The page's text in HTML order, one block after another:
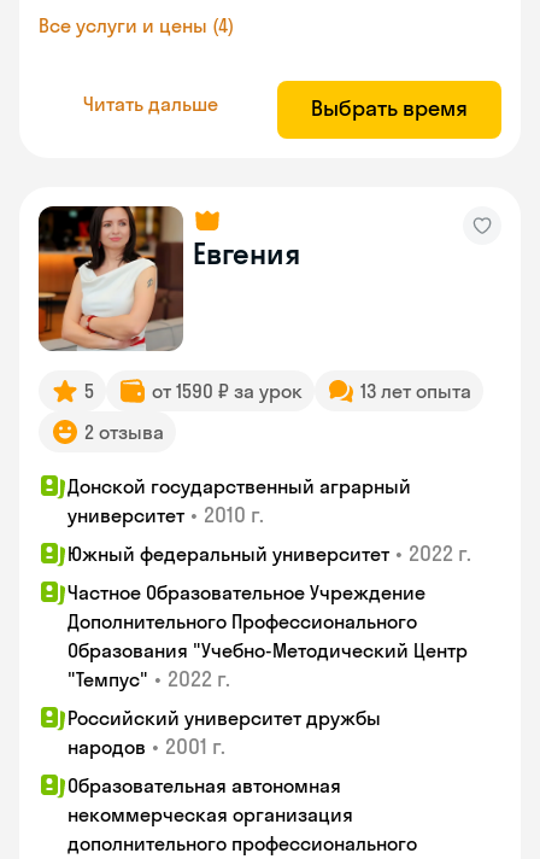
Все услуги и цены (4)
Читать дальше Выбрать время
Евгения
5 от 1590 ₽ за урок
13 лет опыта
2 отзыва
Донской государственный аграрный
университет • 2010 г.
Южный федеральный университет • 2022 г.
Частное Образовательное Учреждение
Дополнительного Профессионального
Образования "Учебно-Методический Центр
"Темпус" • 2022 г.
Российский университет дружбы
народов • 2001 г.
Образовательная автономная
некоммерческая организация
дополнительного профессионального